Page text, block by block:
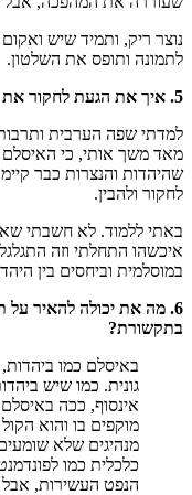
נוצר ריק, ותמיד שיש
לתמונה ותופס את השלטון.
5. איך את הגעת לחקור את העולם הזה?
למדתי שפה הערבית ותרבות
מאד משך אותי, כי האיסלם
שהיהדות והנצרות כבר
לחקור ולהבין.
באתי ללמוד. לא חשבתי
איכשהו התחלתי וזה
במוסלמית וביחסים בין
6. מה את יכולה להאיר
בתקשורת?
באיסלם כמו
גונית. כמו שיש
אינסוף, ככה
מוקפים בו והוא
מנהיגים שלא
כלכלית כמו
הנפט העשירות,